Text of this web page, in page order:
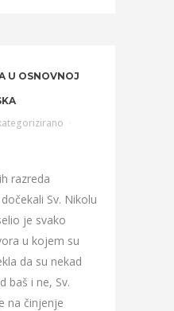
U OSNOVNOJ
razreda
Sv. Nikolu
je svako
u kojem su
da su nekad
baš i ne, Sv.
na činjenje